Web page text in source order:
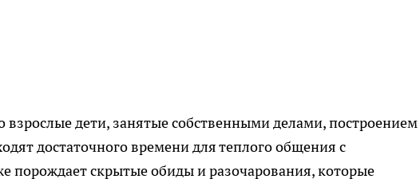
взрослые дети, занятые собственными делами, построением
достаточного времени для теплого общения с
порождает скрытые обиды и разочарования, которые